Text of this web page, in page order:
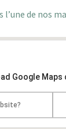
l’une de nos
Google